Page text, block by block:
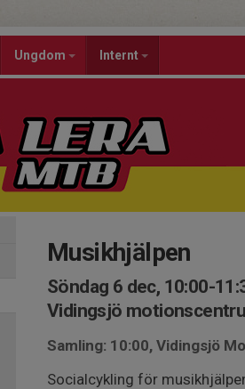
Ungdom Internt
Musikhjälpen
Söndag 6 dec, 10:00-
Vidingsjö
Samling: 10:00, Vidingsjö
Socialcykling för